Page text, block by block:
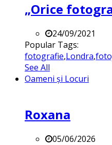
„Orice
24/09/2021
Popular Tags:
fotografie,Londra,
See All
Oameni și Locuri
Roxana
05/06/2026